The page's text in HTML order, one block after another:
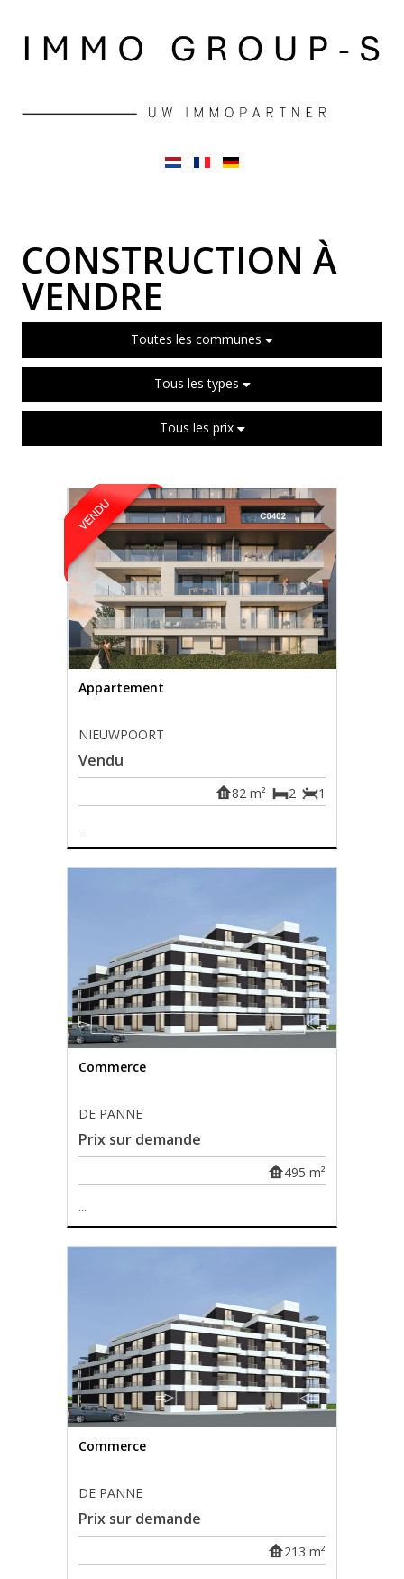
CONSTRUCTION À
VENDRE
Toutes les communes
Tous les types
Tous les prix
Appartement
NIEUWPOORT
Vendu
1
2
82 m²
...
Commerce
DE PANNE
Prix sur demande
495 m²
...
Commerce
DE PANNE
Prix sur demande
213 m²